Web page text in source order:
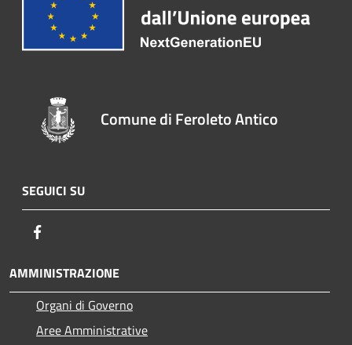
Comune di Feroleto Antico
SEGUICI SU
AMMINISTRAZIONE
Organi di Governo
Aree Amministrative